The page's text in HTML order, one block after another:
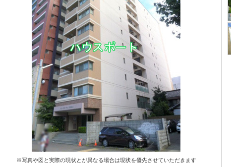
※写真や図と実際の現状とが異なる場合は現状を優先させていただきます